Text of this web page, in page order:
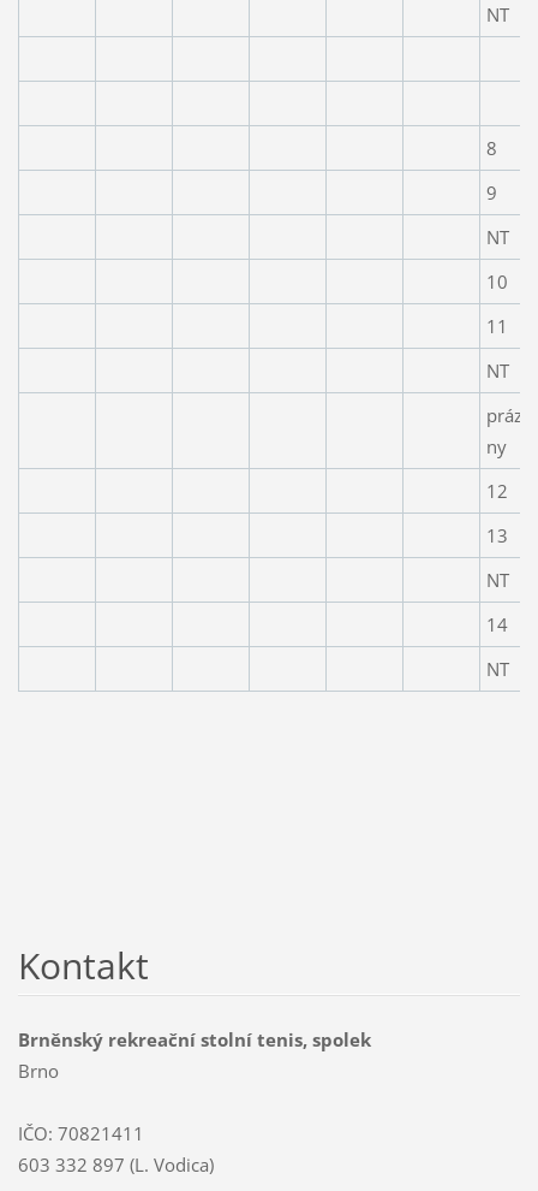
NT
8
9
NT
10
11
NT
ny
12
13
NT
14
NT
Kontakt
Brněnský rekreační stolní tenis, spolek
Brno
IČO: 70821411
603 332 897 (L. Vodica)